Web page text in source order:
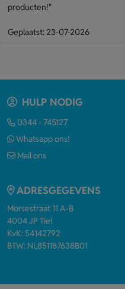
producten!"
Geplaatst: 23-07-2026
HULP NODIG
0344 - 745127
Whatsapp ons!
Mail ons
ADRESGEGEVENS
Morsestraat 11 A-B
4004 JP Tiel
KvK: 54142792
BTW: NL851187638B01